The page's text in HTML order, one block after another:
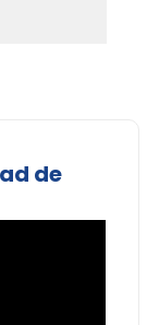
de